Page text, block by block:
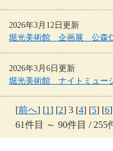
2026年3月12日更新
堀光美術館 企画展 公森
2026年3月6日更新
堀光美術館 ナイトミュー
[前へ] [1] [2] 3 [4] [5] [6
61件目 ～ 90件目 / 255